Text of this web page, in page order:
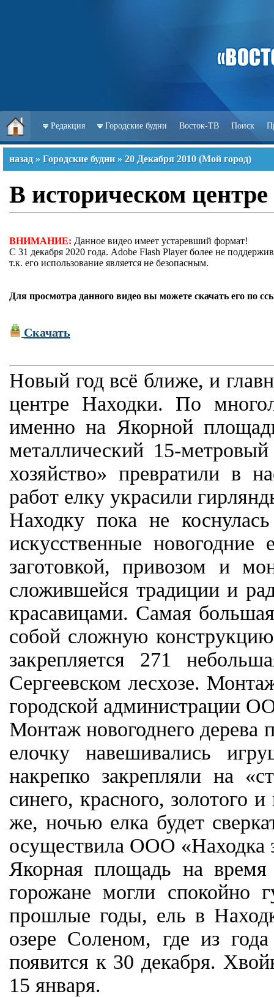
Редакция Городские будни Восток-ТВ Поиск
назад » Городские будни » 20 Декабря 2010 (Мой город)
В историческом
ВНИМАНИЕ: Данное видео имеет устаревший формат!
С 31 декабря 2020 года. Adobe Flash Player более не
т.к. его использование является не безопасным.
Для просмотра данного видео вы можете скачать его по
Скачать
Новый год всё ближе, и
центре Находки. По
именно на Якорной
металлический 15-
хозяйство» превратили в
работ елку украсили
Находку пока не
искусственные
заготовкой, привозом и
сложившейся традиции и
красавицами. Самая
собой сложную конструкцию
закрепляется 271
Сергеевском лесхозе.
городской администрации
Монтаж новогоднего
елочку навешивались
накрепко закрепляли на
синего, красного, золотого
же, ночью елка будет
осуществила ООО «Находка
Якорная площадь на время
горожане могли спокойно
прошлые годы, ель в
озере Соленом, где из
появится к 30 декабря.
15 января.